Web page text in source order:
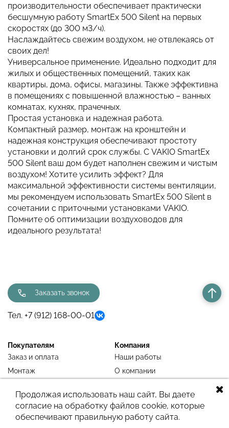
производительности обеспечивает практически
бесшумную работу SmartEx 500 Silent на первых
скоростях (до 300 м3/ч).
Наслаждайтесь свежим воздухом, не отвлекаясь от
своих дел!
Универсальное применение. Идеально подходит для
жилых и общественных помещений, таких как
квартиры, дома, офисы, магазины. Также эффективна
в помещениях с повышенной влажностью – ванных
комнатах, кухнях, прачечных.
Простая установка и надежная работа.
Компактный размер, монтаж на кронштейн и
надежная конструкция обеспечивают простоту
установки и долгий срок службы. С VAKIO SmartEx
500 Silent ваш дом будет наполнен свежим и чистым
воздухом! Хотите усилить эффект? Для
максимальной эффективности системы вентиляции,
мы рекомендуем использовать SmartEx 500 Silent в
сочетании с приточными установками VAKIO.
Помните об оптимизации воздуховодов для
идеального результата!
Покупателям
Заказ и оплата
Монтаж
Компания
Наши работы
О компании
Заказать звонок
Тел. +7 (912) 168-00-01
Продолжая использовать наш сайт, Вы даете
согласие на обработку файлов cookie, которые
обеспечивают правильную работу сайта.